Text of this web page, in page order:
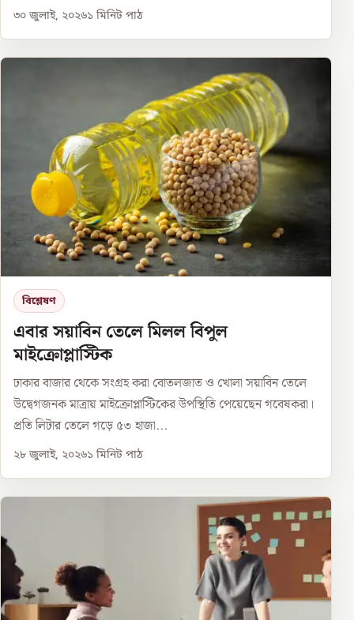
৩০ জুলাই, ২০২৬১ মিনিট পাঠ
বিশ্লেষণ
এবার সয়াবিন তেলে মিলল বিপুল
মাইক্রোপ্লাস্টিক
ঢাকার বাজার থেকে সংগ্রহ করা বোতলজাত ও খোলা সয়াবিন তেলে
উদ্বেগজনক মাত্রায় মাইক্রোপ্লাস্টিকের উপস্থিতি পেয়েছেন গবেষকরা।
প্রতি লিটার তেলে গড়ে ৫৩ হাজা...
২৮ জুলাই, ২০২৬১ মিনিট পাঠ